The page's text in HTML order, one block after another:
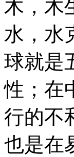
木，木
水，水
球就是
性；在
行的不
也是在